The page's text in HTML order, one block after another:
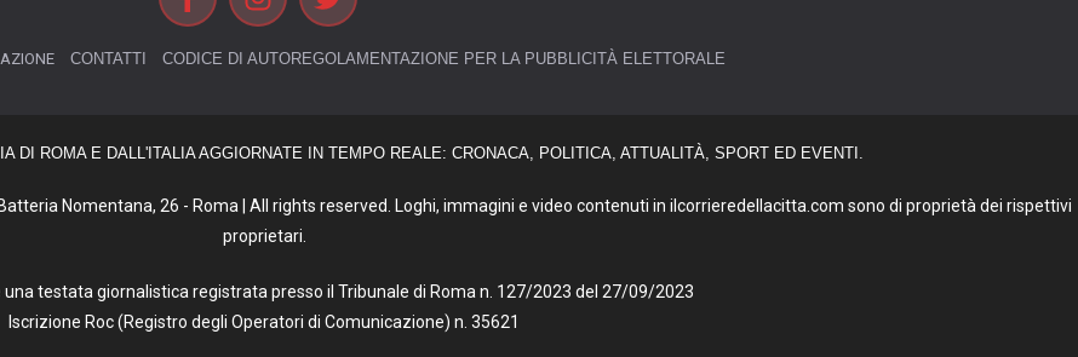
CONTATTI CODICE DI AUTOREGOLAMENTAZIONE PER LA PUBBLICITÀ ELETTORALE
DI ROMA E DALL'ITALIA AGGIORNATE IN TEMPO REALE: CRONACA, POLITICA, ATTUALITÀ, SPORT ED EVENTI.
Nomentana, 26 - Roma | All rights reserved. Loghi, immagini e video contenuti in ilcorrieredellacitta.com sono di proprietà dei rispettivi
proprietari.
una testata giornalistica registrata presso il Tribunale di Roma n. 127/2023 del 27/09/2023
Iscrizione Roc (Registro degli Operatori di Comunicazione) n. 35621